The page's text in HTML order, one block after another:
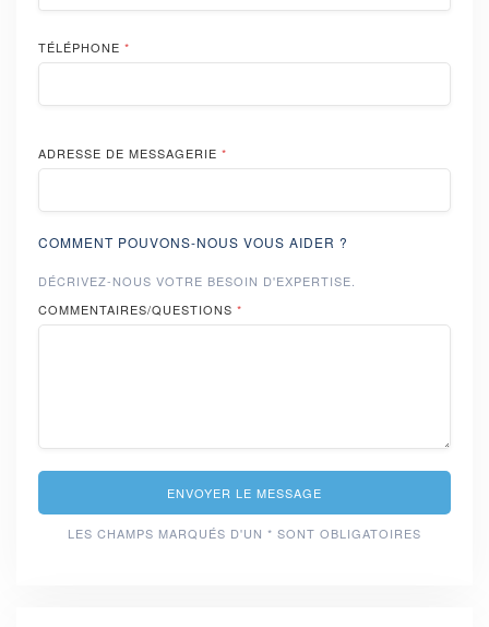
TÉLÉPHONE *
ADRESSE DE MESSAGERIE *
COMMENT POUVONS-NOUS VOUS AIDER ?
DÉCRIVEZ-NOUS VOTRE BESOIN D'EXPERTISE.
COMMENTAIRES/QUESTIONS *
ENVOYER LE MESSAGE
LES CHAMPS MARQUÉS D'UN * SONT OBLIGATOIRES